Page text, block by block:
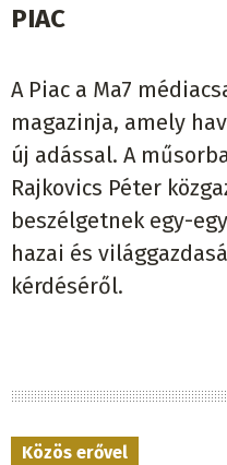
PIAC
A Piac a Ma7
magazinja, amely
új adással. A
Rajkovics Péter
beszélgetnek egy-
hazai és
kérdéséről.
Közös erővel